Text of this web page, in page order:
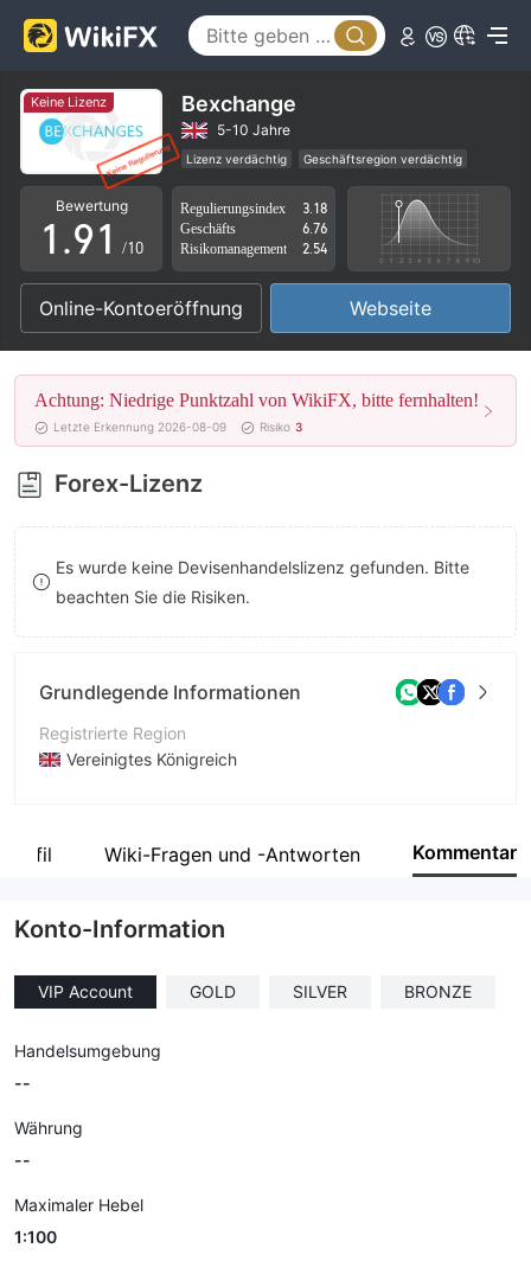
Keine Lizenz Bexchange
5-10 Jahre
Lizenz verdächtig
Geschäftsregion verdächtig
Hohes potenzielles Risiko
Bewertung
0
1
2
3
4
5
6
7
8
9
.
5
6
7
8
9
0
1
2
3
4
5
6
7
8
9
/10
Regulierungsindex
3.18
Geschäfts
6.76
Risikomanagement
2.54
Online-Kontoeröffnung Webseite
Achtung: Niedrige Punktzahl von WikiFX, bitte fernhalten!
Letzte Erkennung 2026-08-09 Risiko 3
Forex-Lizenz
Es wurde keine Devisenhandelslizenz gefunden. Bitte
beachten Sie die Risiken.
Grundlegende Informationen
Registrierte Region
Vereinigtes Königreich
UnternehmenWiki-Fragen und -Antworten Kommentar
Konto-Information
VIP Account GOLD SILVER BRONZE
Handelsumgebung
--
Währung
--
Maximaler Hebel
1:100